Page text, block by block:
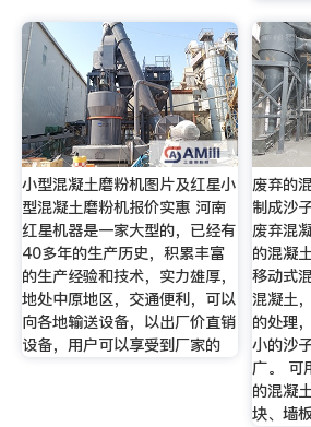
小型混凝土磨粉机图片及红星小
型混凝土磨粉机报价实惠 河南
红星机器是一家大型的，已经有
40多年的生产历史，积累丰富
的生产经验和技术，实力雄厚，
地处中原地区，交通便利，可以
向各地输送设备，以出厂价直销
设备，用户可以享受到厂家的
废弃的
制成沙
废弃混
的混凝
移动式
混凝土
的处理
小的沙
广。 可
的混凝
块、墙